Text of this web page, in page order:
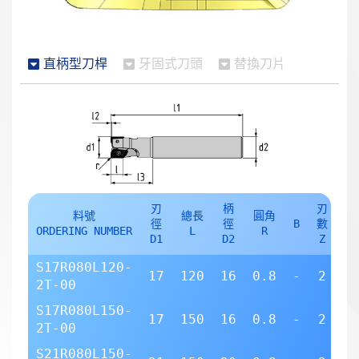
直柄型刀桿 牙固式刀頭 替換刀片
料號
ORDERING NUMBER
刃
徑
D1
總長
L
柄
徑
D2
圓角
R
B
刃
數
Z
S17R080L120-
2T-00
17 120 16 0.8 - 2
S17R080L150-
2T-00
17 150 16 0.8 - 2
S21R080L150-